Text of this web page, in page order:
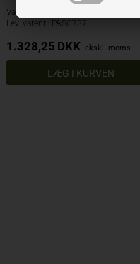
Varenr.: 300644
Lev. varenr.: PASC732
1.328,25 DKK ekskl. moms